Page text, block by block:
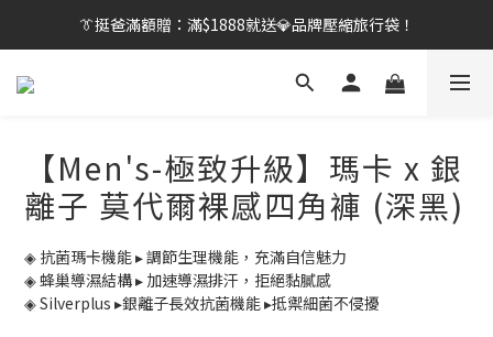
👔挺爸行動：全館襪款【最低$149起】✨立即下單！
👔挺爸滿額贈：滿$1888就送💎品牌壓縮旅行袋！
【刷卡/電子支付限定】下單送✨WARX品牌質感杯袋！
【Men's-極致升級】瑪卡 x 銀
離子 莫代爾裸感四角褲 (深黑)
◈ 抗菌瑪卡機能 ▸ 調節生理機能，充滿自信魅力
◈ 蜂巢導濕結構 ▸ 加速導濕排汗，拒絕黏膩感
◈ Silverplus ▸銀離子長效抗菌機能 ▸抵禦細菌不侵擾